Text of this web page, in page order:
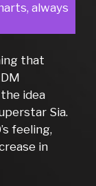
always
that
idea
Sia.
feeling,
in